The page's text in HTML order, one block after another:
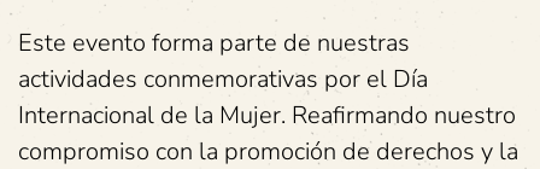
Este evento forma parte de nuestras
actividades conmemorativas por el Día
Internacional de la Mujer. Reafirmando nuestro
compromiso con la promoción de derechos y la